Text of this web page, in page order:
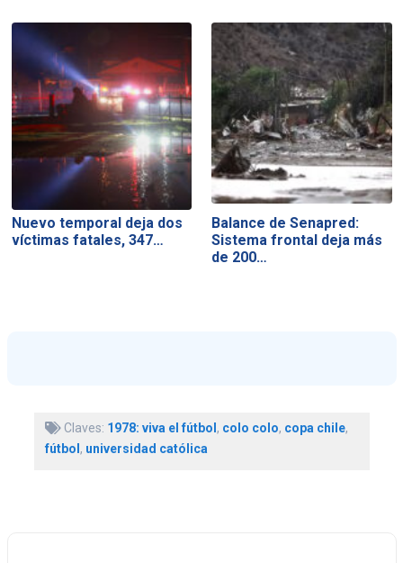
Nuevo temporal deja dos
víctimas fatales, 347…
Balance de Senapred:
Sistema frontal deja más
de 200…
Claves: 1978: viva el fútbol, colo colo, copa chile,
fútbol, universidad católica